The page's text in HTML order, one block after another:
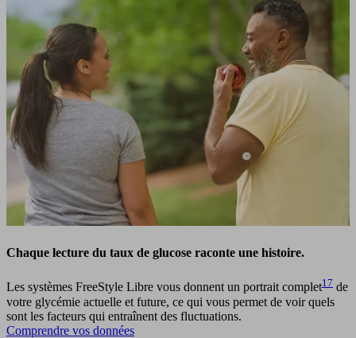
Chaque lecture du taux de glucose raconte une histoire.
Les systèmes FreeStyle Libre vous donnent un portrait complet17 de
votre glycémie actuelle et future, ce qui vous permet de voir quels
sont les facteurs qui entraînent des fluctuations.
Comprendre vos données